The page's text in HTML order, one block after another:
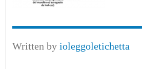
Written by ioleggoletichetta